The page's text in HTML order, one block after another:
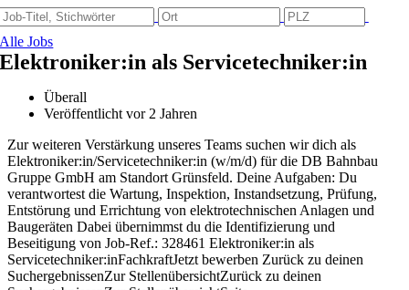
Alle Jobs
Elektroniker:in als Servicetechniker:in
Überall
Veröffentlicht vor 2 Jahren
Zur weiteren Verstärkung unseres Teams suchen wir dich als
Elektroniker:in/Servicetechniker:in (w/m/d) für die DB Bahnbau
Gruppe GmbH am Standort Grünsfeld. Deine Aufgaben: Du
verantwortest die Wartung, Inspektion, Instandsetzung, Prüfung,
Entstörung und Errichtung von elektrotechnischen Anlagen und
Baugeräten Dabei übernimmst du die Identifizierung und
Beseitigung von Job-Ref.: 328461 Elektroniker:in als
Servicetechniker:inFachkraftJetzt bewerben Zurück zu deinen
SuchergebnissenZur StellenübersichtZurück zu deinen